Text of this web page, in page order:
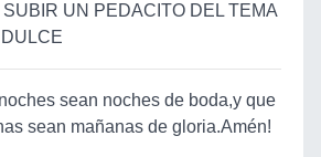
UN PEDACITO DEL TEMA
sean noches de boda,y que
sean mañanas de gloria.Amén!